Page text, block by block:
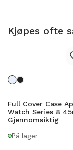
Kjøpes ofte
Full Cover Case
Watch Series 8
Gjennomsiktig
På lager